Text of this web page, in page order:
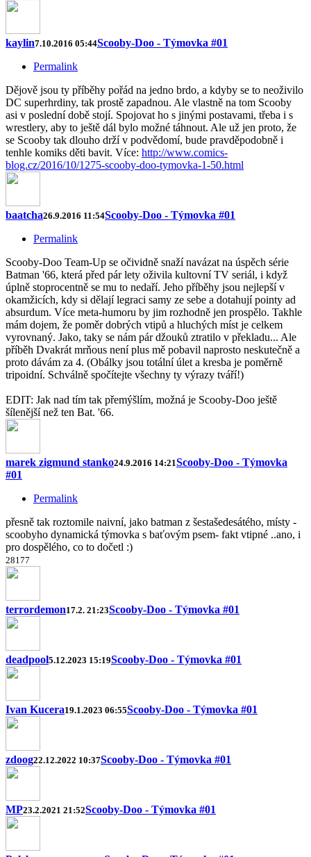
kaylin7.10.2016 05:44Scooby-Doo - Týmovka #01
Permalink
Dějově jsou ty příběhy pořád na jedno brdo, a kdyby se to neoživilo
DC superhrdiny, tak prostě zapadnou. Ale vlastně na tom Scooby
asi v poslední době stojí. Spojovat ho s jinými postavami, třeba i s
wrestlery, aby to ještě dál bylo možné táhnout. Ale už jen proto, že
se Scooby tak dlouho drží v podvědomí, bude pravděpodobně i
tenhle komiks děti bavit. Více: http://www.comics-
blog.cz/2016/10/1275-scooby-doo-tymovka-1-50.html
baatcha26.9.2016 11:54Scooby-Doo - Týmovka #01
Permalink
Scooby-Doo Team-Up se očividně snaží navázat na úspěch série
Batman '66, která před pár lety oživila kultovní TV seriál, i když
úplně stoprocentně se mu to nedaří. Jeho příběhy jsou nejlepší v
okamžicích, kdy si dělají legraci samy ze sebe a dotahují pointy ad
absurdum. Více meta-humoru by jim rozhodně jen prospělo. Takhle
mám dojem, že poměr dobrých vtipů a hluchých míst je celkem
vyrovnaný. Jako, taky se nám pár džouků ztratilo v překladu... Ale
příběh Dvakrát mrňous není plus mě pobavil naprosto neskutečně a
proto dávám za 4. (Obálky jsou totální úlet a kresba je poměrně
tripoidní. Schválně spočítejte všechny ty výrazy tváří!)
EDIT: Jak nad tím tak přemýšlím, možná je Scooby-Doo ještě
šílenější než ten Bat. '66.
marek zigmund stanko24.9.2016 14:21Scooby-Doo - Týmovka
#01
Permalink
přesně tak roztomile naivní, jako batman z šestašedesátého, místy -
scoobyho dynamická týmovka s baťovým psem- fakt vtipné ..ano, i
pro dospělého, co to dočetl :)
28177
terrordemon17.2. 21:23Scooby-Doo - Týmovka #01
deadpool5.12.2023 15:19Scooby-Doo - Týmovka #01
Ivan Kucera19.1.2023 06:55Scooby-Doo - Týmovka #01
zdoog22.12.2022 10:37Scooby-Doo - Týmovka #01
MP23.2.2021 21:52Scooby-Doo - Týmovka #01